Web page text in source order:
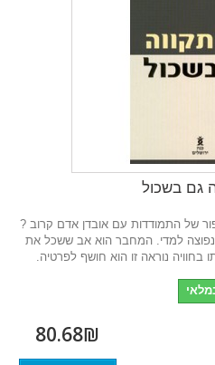
גם בשכול
של התמודדות עם אובדן אדם קרוב ?
למדי. המחבר הוא אב ששכל את
בחוויה נוראה זו הוא חושף לפרטיה.
80.68₪‎